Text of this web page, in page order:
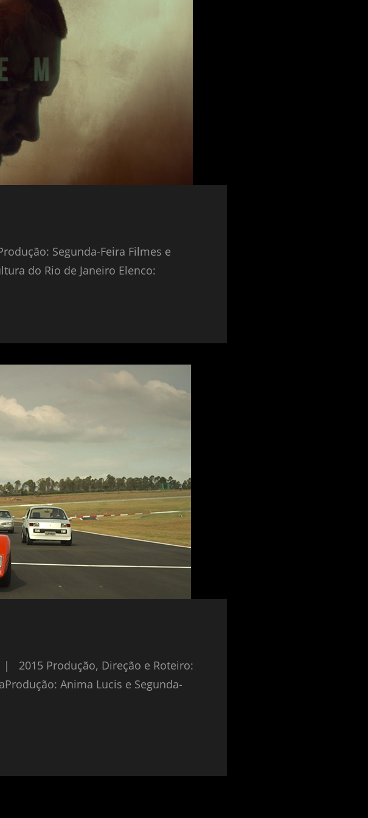
Segunda-Feira Filmes e
do Rio de Janeiro Elenco:
Produção, Direção e Roteiro:
Anima Lucis e Segunda-